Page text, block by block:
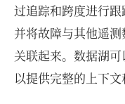
过追踪和跨度进行跟
并将故障与其他遥测
关联起来。数据湖可
以提供完整的上下文